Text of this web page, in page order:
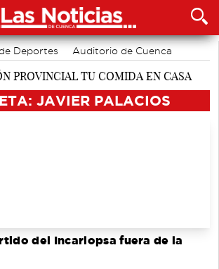
Deportes
Auditorio de Cuenca
culturales en Cuenca
JAVIER PALACIOS
del Incarlopsa fuera de la